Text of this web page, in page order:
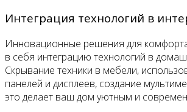
Интеграция технологий в
Инновационные решения для
в себя интеграцию технологий в
Скрывание техники в мебели,
панелей и дисплеев, создание
это делает ваш дом уютным и